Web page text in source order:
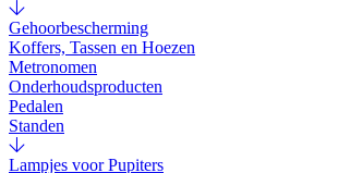
Gehoorbescherming
Koffers, Tassen en Hoezen
Metronomen
Onderhoudsproducten
Pedalen
Standen
Lampjes voor Pupiters